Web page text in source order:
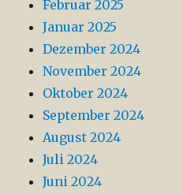
Februar 2025
Januar 2025
Dezember 2024
November 2024
Oktober 2024
September 2024
August 2024
Juli 2024
Juni 2024